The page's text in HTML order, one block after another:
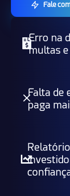
Fale
Erro na
multas
Falta de
paga